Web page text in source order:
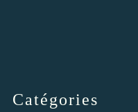
Catégories